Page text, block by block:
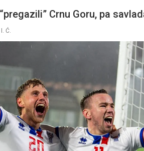
Crnu Goru, pa
I. Ć.